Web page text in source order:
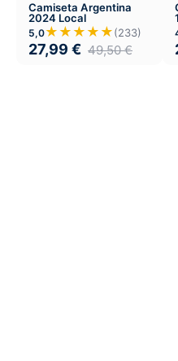
Camiseta Argentina
2024 Local
5,0★★★★★(233)
27,99 € 49,50€